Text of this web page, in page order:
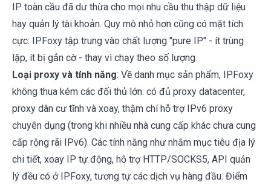
IP toàn cầu đã dư thừa cho mọi nhu cầu thu thập dữ liệu
hay quản lý tài khoản. Quy mô nhỏ hơn cũng có mặt tích
cực: IPFoxy tập trung vào chất lượng "pure IP" - ít trùng
lặp, ít bị gắn cờ - thay vì chạy theo số lượng.
Loại proxy và tính năng: Về danh mục sản phẩm, IPFoxy
không thua kém các đối thủ lớn: có đủ proxy datacenter,
proxy dân cư tĩnh và xoay, thậm chí hỗ trợ IPv6 proxy
chuyên dụng (trong khi nhiều nhà cung cấp khác chưa cung
cấp rộng rãi IPv6). Các tính năng như nhắm mục tiêu địa lý
chi tiết, xoay IP tự động, hỗ trợ HTTP/SOCKS5, API quản
lý đều có ở IPFoxy, tương tự các dịch vụ hàng đầu. Điểm